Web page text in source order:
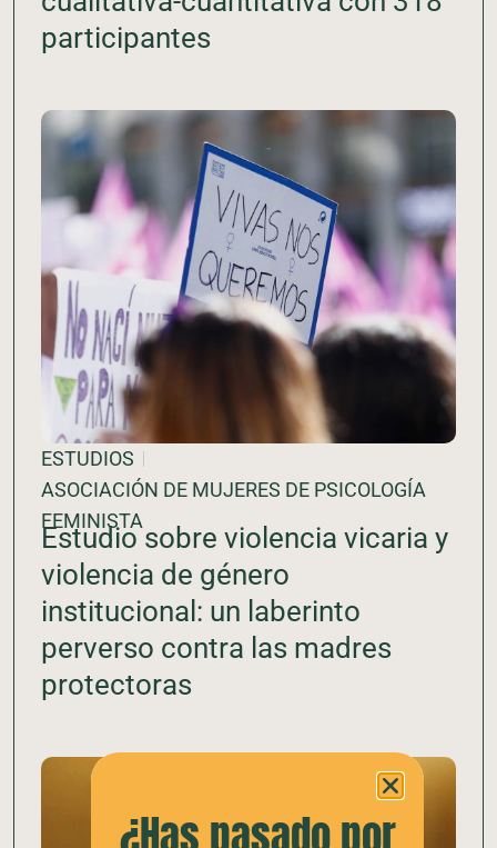
participantes
ESTUDIOS
ASOCIACIÓN DE MUJERES DE PSICOLOGÍA
FEMINISTA
Estudio sobre violencia vicaria y
violencia de género
institucional: un laberinto
perverso contra las madres
protectoras
¿Has pasado por